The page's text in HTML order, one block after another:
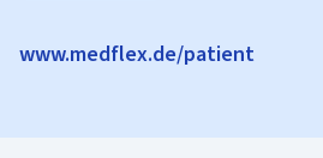
www.medflex.de/patient